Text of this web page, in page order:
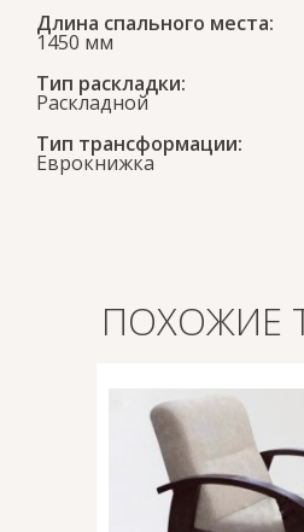
Длина спального места:
1450 мм
Тип раскладки:
Раскладной
Тип трансформации:
Еврокнижка
ПОХОЖИЕ